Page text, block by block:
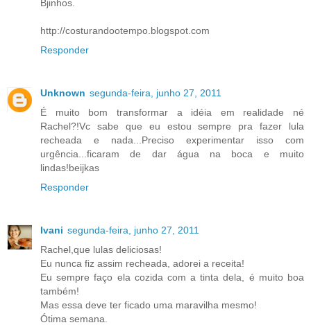
Bjinhos.
http://costurandootempo.blogspot.com
Responder
Unknown segunda-feira, junho 27, 2011
É muito bom transformar a idéia em realidade né
Rachel?!Vc sabe que eu estou sempre pra fazer lula
recheada e nada...Preciso experimentar isso com
urgência...ficaram de dar água na boca e muito
lindas!beijkas
Responder
Ivani segunda-feira, junho 27, 2011
Rachel,que lulas deliciosas!
Eu nunca fiz assim recheada, adorei a receita!
Eu sempre faço ela cozida com a tinta dela, é muito boa
também!
Mas essa deve ter ficado uma maravilha mesmo!
Ótima semana.